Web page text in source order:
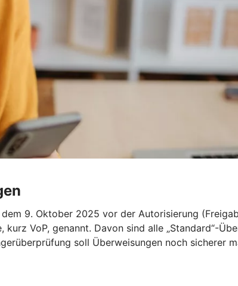
9. Oktober 2025 vor der Autorisierung
VoP, genannt. Davon sind alle „Standard“-
soll Überweisungen noch sicherer